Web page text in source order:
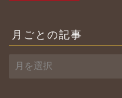
月ごとの記事
月
ご